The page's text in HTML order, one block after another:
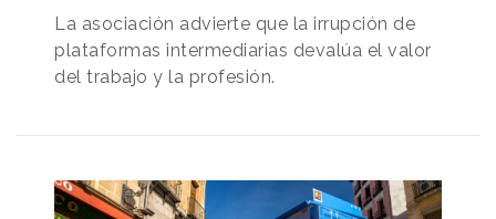
La asociación advierte que la irrupción de
plataformas intermediarias devalúa el valor
del trabajo y la profesión.